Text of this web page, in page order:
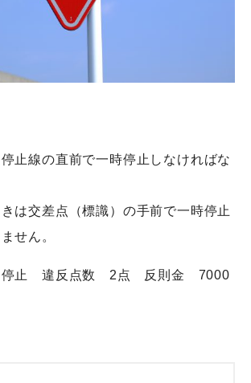
止線の直前で一時停止しなければな
は交差点（標識）の手前で一時停止
せん。
停止 違反点数 2点 反則金 7000